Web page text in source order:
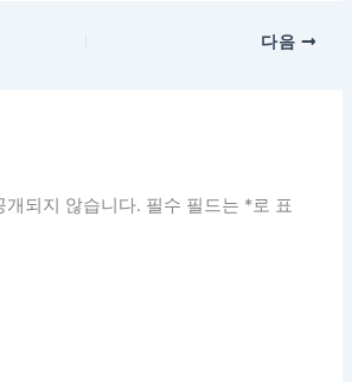
다음
개되지 않습니다. 필수 필드는 *로 표